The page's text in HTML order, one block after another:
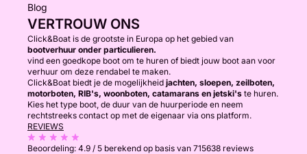
Blog
VERTROUW ONS
Click&Boat is de grootste in Europa op het gebied van
bootverhuur onder particulieren.
vind een goedkope boot om te huren of biedt jouw boot aan voor
verhuur om deze rendabel te maken.
Click&Boat biedt je de mogelijkheid jachten, sloepen, zeilboten,
motorboten, RIB's, woonboten, catamarans en jetski's te huren.
Kies het type boot, de duur van de huurperiode en neem
rechtstreeks contact op met de eigenaar via ons platform.
REVIEWS
Beoordeling: 4.9 / 5 berekend op basis van 715638 reviews